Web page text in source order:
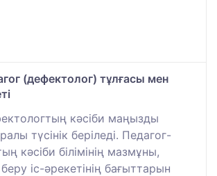
(дефектолог) тұлғасы мен
кәсіби маңызды
түсінік беріледі. Педагог-
кәсіби білімінің мазмұны,
іс-әрекетінің бағыттарын